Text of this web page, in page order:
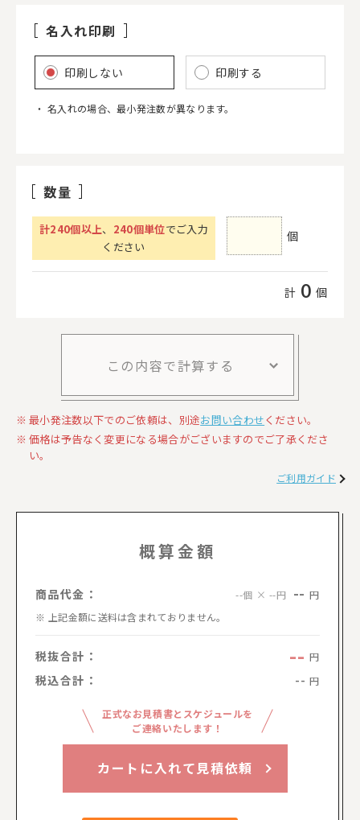
名入れ印刷
印刷しない 印刷する
名入れの場合、最小発注数が異なります。
数量
計240個以上、 240個単位でご入力
ください
個
計 0 個
この内容で計算する
最小発注数以下でのご依頼は、別途お問い合わせください。
価格は予告なく変更になる場合がございますのでご了承くださ
い。
ご利用ガイド
概算金額
商品代金： --個 × --円 -- 円
上記金額に送料は含まれておりません。
税抜合計： -- 円
税込合計： -- 円
正式なお見積書とスケジュールを
ご連絡いたします！
カートに入れて見積依頼